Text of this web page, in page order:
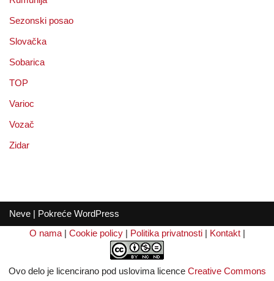
Sezonski posao
Slovačka
Sobarica
TOP
Varioc
Vozač
Zidar
Neve | Pokreće WordPress
O nama | Cookie policy | Politika privatnosti | Kontakt |
Ovo delo je licencirano pod uslovima licence Creative Commons